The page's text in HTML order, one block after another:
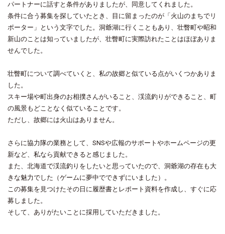
パートナーに話すと条件がありましたが、同意してくれました。
条件に合う募集を探していたとき、目に留まったのが「火山のまちでリ
ポーター」という文字でした。洞爺湖に行くこともあり、壮瞥町や昭和
新山のことは知っていましたが、壮瞥町に実際訪れたことはほぼありま
せんでした。
壮瞥町について調べていくと、私の故郷と似ている点がいくつかありま
した。
スキー場や町出身のお相撲さんがいること、渓流釣りができること、町
の風景もどことなく似ていることです。
ただし、故郷には火山はありません。
さらに協力隊の業務として、SNSや広報のサポートやホームページの更
新など、私なら貢献できると感じました。
また、北海道で渓流釣りをしたいと思っていたので、洞爺湖の存在も大
きな魅力でした（ゲームに夢中でできずにいました）。
この募集を見つけたその日に履歴書とレポート資料を作成し、すぐに応
募しました。
そして、ありがたいことに採用していただきました。